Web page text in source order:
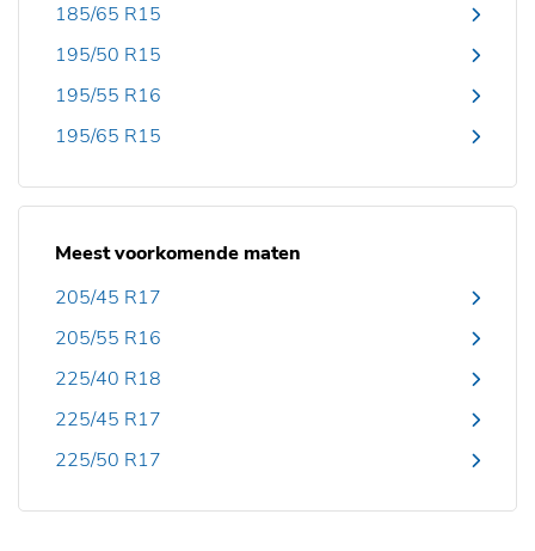
185/65 R15
195/50 R15
195/55 R16
195/65 R15
Meest voorkomende maten
205/45 R17
205/55 R16
225/40 R18
225/45 R17
225/50 R17